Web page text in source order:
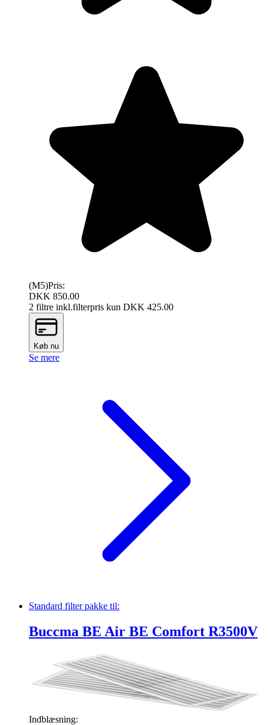
(M5)Pris:
DKK 850.00
2 filtre inkl.filterpris kun DKK 425.00
Køb nu
Se mere
Standard filter pakke til:
Buccma BE Air BE Comfort R3500V
Indblæsning: